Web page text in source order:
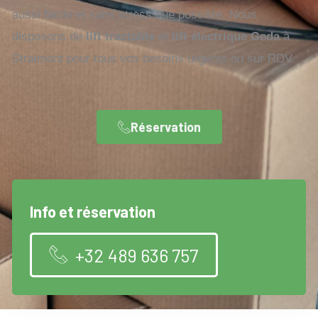
aussi facile et sans stress que possible. Nous
disposons de lift tractable et lift électrique Gedaà
Straimont pour tous vos besoins urgents ou sur RDV.
Réservation
Info et réservation
+32 489 636 757